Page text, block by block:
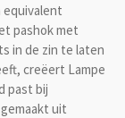
equivalent
pashok met
in de zin te laten
creëert Lampe
past bij
uit